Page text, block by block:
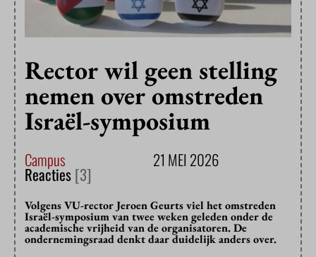
Rector wil geen stelling
nemen over omstreden
Israël-symposium
Campus 21 MEI 2026
Reacties[3]
Volgens VU-rector Jeroen Geurts viel het omstreden
Israël-symposium van twee weken geleden onder de
academische vrijheid van de organisatoren. De
ondernemingsraad denkt daar duidelijk anders over.